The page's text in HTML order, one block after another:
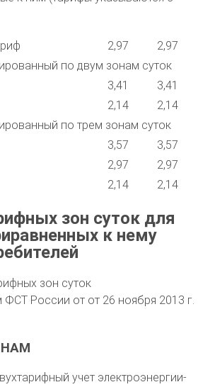
2,97
2,97
по двум зонам суток
3,41
3,41
2,14
2,14
по трем зонам суток
3,57
3,57
2,97
2,97
2,14 2,14
зон суток для
к нему
зон суток
России от от 26 ноября 2013 г.
учет электроэнергии-